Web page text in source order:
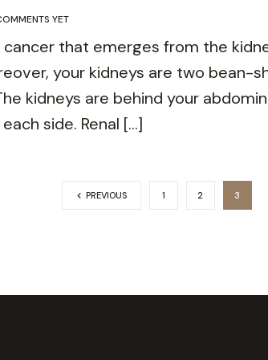
YET
cancer that emerges from the
your kidneys are two bean-
kidneys are behind your
side. Renal […]
PREVIOUS 1 2 3